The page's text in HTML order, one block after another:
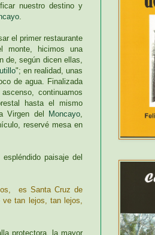
nuestro destino y
el primer restaurante
monte, hicimos una
de, según dicen ellas,
"; en realidad, unas
de agua. Finalizada
continuamos
hasta el mismo
Virgen del
Moncayo
reservé mesa en
paisaje del
es Santa Cruz de
tan lejos, tan lejos,
protectora, la mayor